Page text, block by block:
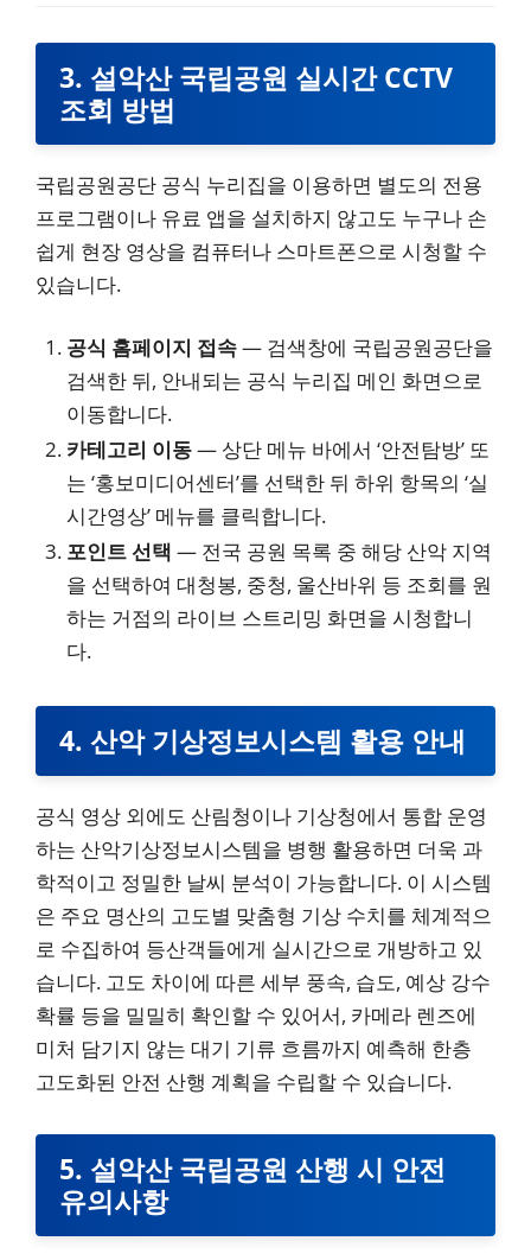
3. 설악산 국립공원 실시간 CCTV
조회 방법
국립공원공단 공식 누리집을 이용하면 별도의 전용
프로그램이나 유료 앱을 설치하지 않고도 누구나 손
쉽게 현장 영상을 컴퓨터나 스마트폰으로 시청할 수
있습니다.
공식 홈페이지 접속— 검색창에 국립공원공단을
검색한 뒤, 안내되는 공식 누리집 메인 화면으로
이동합니다.
카테고리 이동— 상단 메뉴 바에서 ‘안전탐방’ 또
는 ‘홍보미디어센터’를 선택한 뒤 하위 항목의 ‘실
시간영상’ 메뉴를 클릭합니다.
포인트 선택 — 전국 공원 목록 중 해당 산악 지역
을 선택하여 대청봉, 중청, 울산바위 등 조회를 원
하는 거점의 라이브 스트리밍 화면을 시청합니
다.
4. 산악 기상정보시스템 활용 안내
공식 영상 외에도 산림청이나 기상청에서 통합 운영
하는 산악기상정보시스템을 병행 활용하면 더욱 과
학적이고 정밀한 날씨 분석이 가능합니다. 이 시스템
은 주요 명산의 고도별 맞춤형 기상 수치를 체계적으
로 수집하여 등산객들에게 실시간으로 개방하고 있
습니다. 고도 차이에 따른 세부 풍속, 습도, 예상 강수
확률 등을 밀밀히 확인할 수 있어서, 카메라 렌즈에
미처 담기지 않는 대기 기류 흐름까지 예측해 한층
고도화된 안전 산행 계획을 수립할 수 있습니다.
5. 설악산 국립공원 산행 시 안전
유의사항